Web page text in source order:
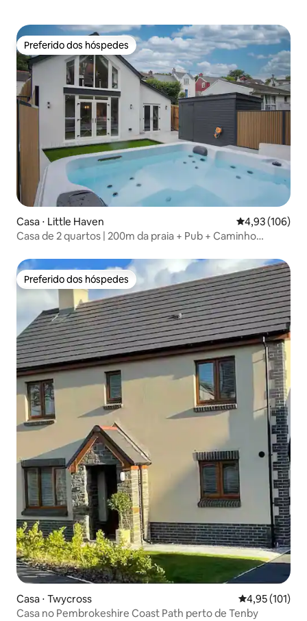
Preferido dos hóspedes
Preferido dos hóspedes
Casa ⋅ Little Haven 4,93 de uma
4,93 (106)
Casa de 2 quartos | 200m da praia + Pub + Caminho
Preferido dos hóspedes
Preferido dos hóspedes
Casa ⋅ Twycross 4,95 de uma
4,95 (101)
Casa no Pembrokeshire Coast Path perto de Tenby